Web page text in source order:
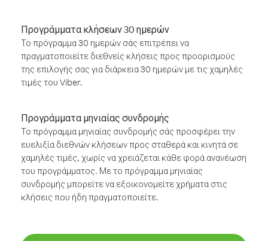
Προγράμματα κλήσεων 30 ημερών
Το πρόγραμμα 30 ημερών σάς επιτρέπει να
πραγματοποιείτε διεθνείς κλήσεις προς προορισμούς
της επιλογής σας για διάρκεια 30 ημερών με τις χαμηλές
τιμές του Viber.
Προγράμματα μηνιαίας συνδρομής
Το πρόγραμμα μηνιαίας συνδρομής σάς προσφέρει την
ευελιξία διεθνών κλήσεων προς σταθερά και κινητά σε
χαμηλές τιμές, χωρίς να χρειάζεται κάθε φορά ανανέωση
του προγράμματος. Με το πρόγραμμα μηνιαίας
συνδρομής μπορείτε να εξοικονομείτε χρήματα στις
κλήσεις που ήδη πραγματοποιείτε.